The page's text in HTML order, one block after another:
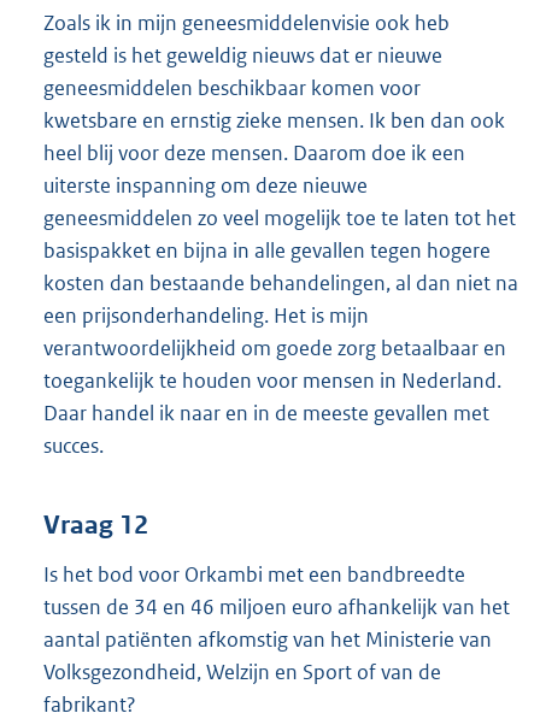
Zoals ik in mijn geneesmiddelenvisie ook heb
gesteld is het geweldig nieuws dat er nieuwe
geneesmiddelen beschikbaar komen voor
kwetsbare en ernstig zieke mensen. Ik ben dan ook
heel blij voor deze mensen. Daarom doe ik een
uiterste inspanning om deze nieuwe
geneesmiddelen zo veel mogelijk toe te laten tot het
basispakket en bijna in alle gevallen tegen hogere
kosten dan bestaande behandelingen, al dan niet na
een prijsonderhandeling. Het is mijn
verantwoordelijkheid om goede zorg betaalbaar en
toegankelijk te houden voor mensen in Nederland.
Daar handel ik naar en in de meeste gevallen met
succes.
Vraag 12
Is het bod voor Orkambi met een bandbreedte
tussen de 34 en 46 miljoen euro afhankelijk van het
aantal patiënten afkomstig van het Ministerie van
Volksgezondheid, Welzijn en Sport of van de
fabrikant?